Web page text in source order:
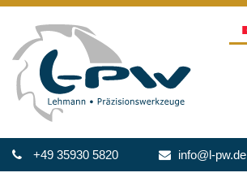
+49 35930 5820 info@l-pw.de